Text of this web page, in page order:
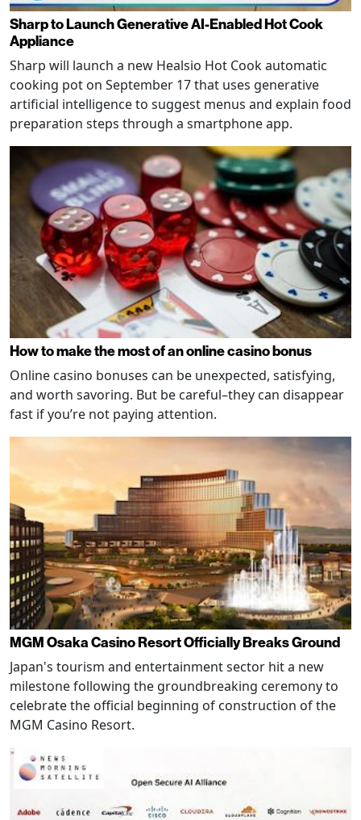
Sharp to Launch Generative AI-Enabled Hot Cook
Appliance
Sharp will launch a new Healsio Hot Cook automatic
cooking pot on September 17 that uses generative
artificial intelligence to suggest menus and explain food
preparation steps through a smartphone app.
How to make the most of an online casino bonus
Online casino bonuses can be unexpected, satisfying,
and worth savoring. But be careful–they can disappear
fast if you’re not paying attention.
MGM Osaka Casino Resort Officially Breaks Ground
Japan's tourism and entertainment sector hit a new
milestone following the groundbreaking ceremony to
celebrate the official beginning of construction of the
MGM Casino Resort.